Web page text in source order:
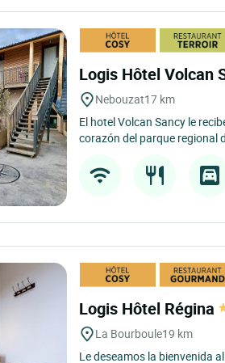
Logis Hôtel Volcan
Nebouzat17 km
El hotel Volcan Sancy le
corazón del parque regional
Logis Hôtel Régina
La Bourboule19 km
Le deseamos la bienvenida